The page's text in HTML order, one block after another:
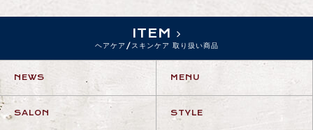
ITEM
ヘアケア/スキンケア 取り扱い商品
NEWS MENU
SALON STYLE